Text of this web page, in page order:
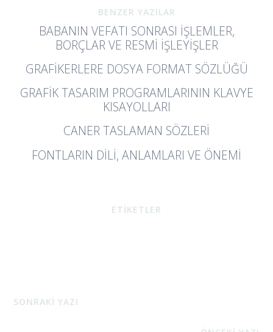
BENZER YAZILAR
BABANIN VEFATI SONRASI İŞLEMLER,
BORÇLAR VE RESMI İŞLEYIŞLER
GRAFIKERLERE DOSYA FORMAT SÖZLÜĞÜ
GRAFIK TASARIM PROGRAMLARININ KLAVYE
KISAYOLLARI
CANER TASLAMAN SÖZLERI
FONTLARIN DILI, ANLAMLARI VE ÖNEMI
ETİKETLER
SONRAKİ YAZI